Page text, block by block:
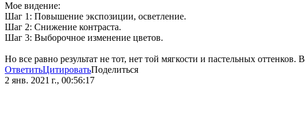
Мое видение:
Шаг 1: Повышение экспозиции, осветление.
Шаг 2: Снижение контраста.
Шаг 3: Выборочное изменение цветов.
Но все равно результат не тот, нет той мягкости и пастельных
ОтветитьЦитироватьПоделиться
2 янв. 2021 г., 00:56:17